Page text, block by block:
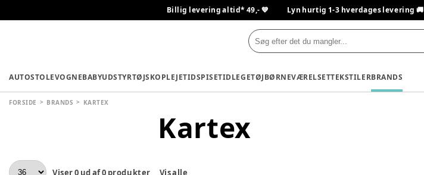
Billig levering altid* 49,- 💙 Lyn hurtig 1-3 hverdages levering 🚚
AUTOSTOLEVOGNEBABYUDSTYRTØJSKOPLEJETIDSPISETIDLEGETØJBØRNEVÆRELSETTEKSTILERBRANDS
FORSIDE BRANDS KARTEX
Kartex
Viser0 ud af0 produkter Vis alle